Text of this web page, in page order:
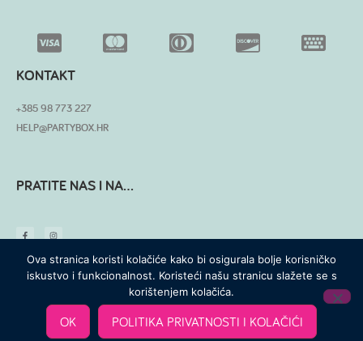
KONTAKT
+385 98 773 227
HELP@PARTYBOX.HR
PRATITE NAS I NA...
© SVA PRAVA PRIDRŽANA
MADE WITH ❤ BY SKROZ
Ova stranica koristi kolačiće kako bi osigurala bolje korisničko
iskustvo i funkcionalnost. Koristeći našu stranicu slažete se s
korištenjem kolačića.
OK POLITIKA PRIVATNOSTI I KOLAČIĆI